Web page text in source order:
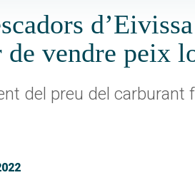
de vendre peix
del preu del carburant